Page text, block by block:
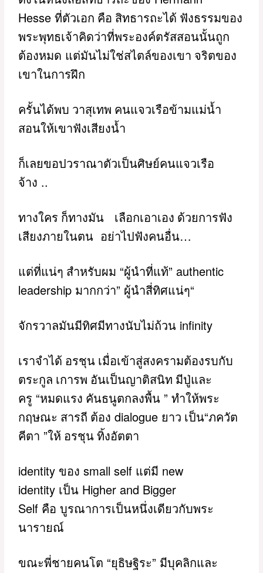
Hesseที่ตัวเอก คือ สิทธารถะได้ ฟังธรรมของ
พระพุทธเจ้าคิดว่าที่พระองค์ตรัสสอนนั้นถูก
ต้องหมด แต่มันไม่ใช่สไตล์ของเขา จริตของ
เขาในการฝึก
ครั้นได้พบ วาสุเทพ คนแจวเรือข้ามแม่น้ำ
สอนให้เขาฟังเสียงน้ำ
ก็เลยขอปวราณาตัวเป็นศิษย์คนแจวเรือ
จ้าง ..
ทางใคร ก็ทางมัน
เลือกเอาเอง ด้วยการฟัง
เสียงภายในตน อย่าไปฟังคนอื่น…
แต่ที่แน่ๆ สำหรับผม “ผู้นำที่แท้” authentic
leadership มากกว่า” ผู้นำสี่ทิศแน่ๆ“
จักรวาลมันมีทิศมีทางนับไม่ถ้วน infinity
เราจำได้ อรชุน เมื่อเข้าสู่สงครามต้องรบกับ
ตระกูล เการพ อันเป็นญาติสนิท มีปู่และ
ครู “หมดแรง คันธนูตกลงพื้น ”ทำให้พระ
กฤษณะ สารถี ต้อง dialogue ยาว เป็น“ภควัต
คีตา ”ให้ อรชุน ทิ้งอัตตา
identity ของ small self แต่มี new
identity เป็น Higher and Bigger
Self คือ บูรณาการเป็นหนึ่งเดียวกับพระ
นารายณ์
ขณะพี่ชายคนโต “ยุธิษฐิระ” มีบุคลิกและ